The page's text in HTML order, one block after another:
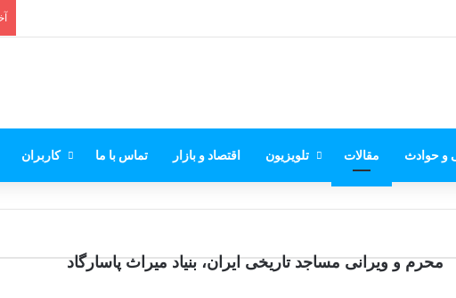
و حوادث مقالات تلویزیون اقتصاد و بازار تماس با ما کاربران
محرم و ویرانی مساجد تاریخی ایران، بنیاد میراث پاسارگاد